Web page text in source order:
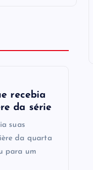
recebia
da série
suas
da quarta
para um